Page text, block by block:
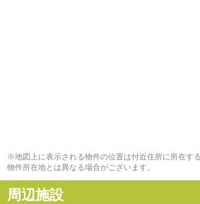
※地図上に表示される物件の位置は付近住所に所在す
物件所在地とは異なる場合がございます。
周辺施設